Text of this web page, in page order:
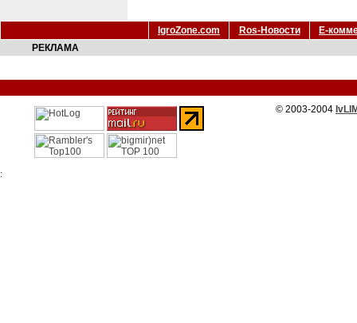
IgroZone.com Ros-Новости
Е-
РЕКЛАМА
© 2003-2004
: